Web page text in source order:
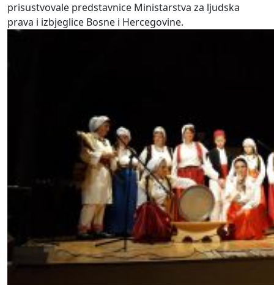
prisustvovale predstavnice Ministarstva za ljudska
prava i izbjeglice Bosne i Hercegovine.